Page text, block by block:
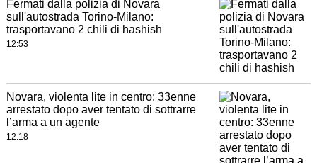
Fermati dalla polizia di Novara
sull'autostrada Torino-Milano:
trasportavano 2 chili di hashish
12:53
Novara, violenta lite in centro: 33enne
arrestato dopo aver tentato di sottrarre
l’arma a un agente
12:18